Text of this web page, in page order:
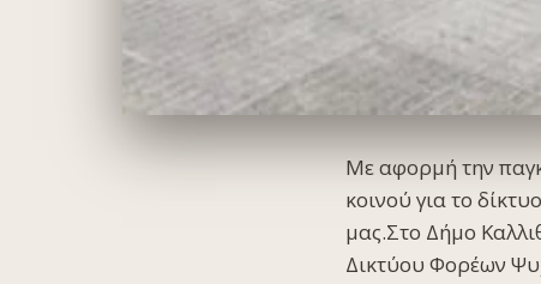
Με αφορμή την
κοινού για το
μας.Στο Δήμο
Δικτύου Φορέων